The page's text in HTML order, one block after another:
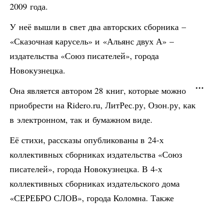
2009 года.
У неё вышли в свет два авторских сборника –
«Сказочная карусель» и «Альянс двух А» –
издательства «Союз писателей», города
Новокузнецка.
Она является автором 28 книг, которые можно
приобрести на Ridero.ru, ЛитРес.ру, Озон.ру, как
в электронном, так и бумажном виде.
Её стихи, рассказы опубликованы в 24-х
коллективных сборниках издательства «Союз
писателей», города Новокузнецка. В 4-х
коллективных сборниках издательского дома
«СЕРЕБРО СЛОВ», города Коломна. Также